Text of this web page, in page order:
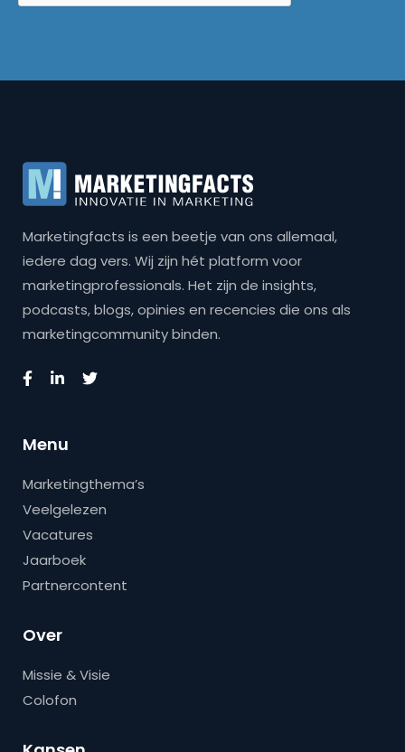
Marketingfacts is een beetje van ons allemaal,
iedere dag vers. Wij zijn hét platform voor
marketingprofessionals. Het zijn de insights,
podcasts, blogs, opinies en recencies die ons als
marketingcommunity binden.
Menu
Marketingthema’s
Veelgelezen
Vacatures
Jaarboek
Partnercontent
Over
Missie & Visie
Colofon